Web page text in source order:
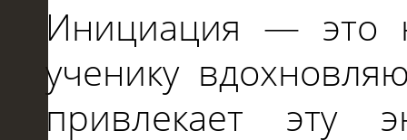
Инициация — это
ученику
привлекает